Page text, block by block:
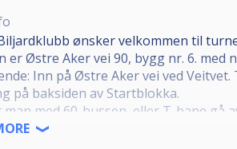
ønsker velkommen til
er Østre Aker vei 90, bygg nr. 6. med
Inn på Østre Aker vei ved
på baksiden av Startblokka.
man med 60-bussen, eller T-bane
Startblokka.